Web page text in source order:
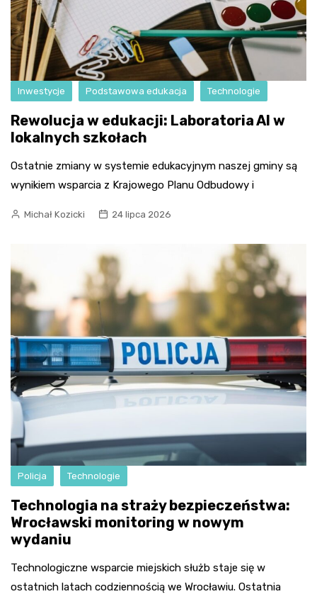
Inwestycje Podstawowa edukacja Technologie
Rewolucja w edukacji: Laboratoria AI w
lokalnych szkołach
Ostatnie zmiany w systemie edukacyjnym naszej gminy są
wynikiem wsparcia z Krajowego Planu Odbudowy i
Michał Kozicki 24 lipca 2026
Policja Technologie
Technologia na straży bezpieczeństwa:
Wrocławski monitoring w nowym
wydaniu
Technologiczne wsparcie miejskich służb staje się w
ostatnich latach codziennością we Wrocławiu. Ostatnia